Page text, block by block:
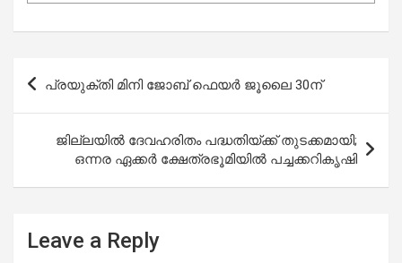
Post
navigation
പ്രയുക്തി മിനി ജോബ് ഫെയര്‍ ജൂലൈ 30ന്
ജില്ലയില്‍ ദേവഹരിതം പദ്ധതിയ്ക്ക് തുടക്കമായി;
ഒന്നര ഏക്കര്‍ ക്ഷേത്രഭൂമിയില്‍ പച്ചക്കറികൃഷി
Leave a Reply